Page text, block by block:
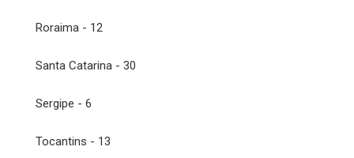
Roraima - 12
Santa Catarina - 30
Sergipe - 6
Tocantins - 13